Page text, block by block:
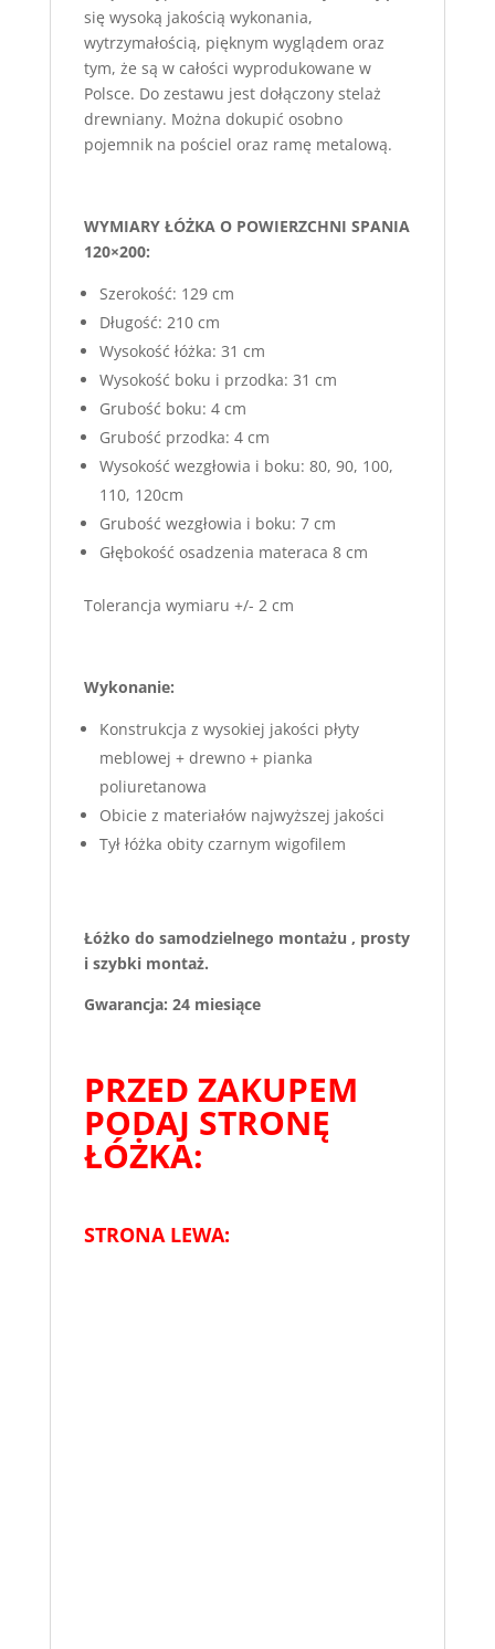
się wysoką jakością wykonania,
wytrzymałością, pięknym wyglądem oraz
tym, że są w całości wyprodukowane w
Polsce. Do zestawu jest dołączony stelaż
drewniany. Można dokupić osobno
pojemnik na pościel oraz ramę metalową.
WYMIARY ŁÓŻKA O POWIERZCHNI SPANIA
120×200:
Szerokość: 129 cm
Długość: 210 cm
Wysokość łóżka: 31 cm
Wysokość boku i przodka: 31 cm
Grubość boku: 4 cm
Grubość przodka: 4 cm
Wysokość wezgłowia i boku: 80, 90, 100,
110, 120cm
Grubość wezgłowia i boku: 7 cm
Głębokość osadzenia materaca 8 cm
Tolerancja wymiaru +/- 2 cm
Wykonanie:
Konstrukcja z wysokiej jakości płyty
meblowej + drewno + pianka
poliuretanowa
Obicie z materiałów najwyższej jakości
Tył łóżka obity czarnym wigofilem
Łóżko do samodzielnego montażu , prosty
i szybki montaż.
Gwarancja: 24 miesiące
PRZED ZAKUPEM
PODAJ STRONĘ
ŁÓŻKA:
STRONA LEWA: